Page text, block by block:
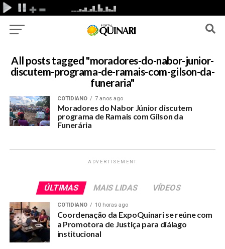
All posts tagged "moradores-do-nabor-junior-
discutem-programa-de-ramais-com-gilson-da-
funeraria"
COTIDIANO 7 anos ago
Moradores do Nabor Júnior discutem
programa de Ramais com Gilson da
Funerária
ADVERTISEMENT
ÚLTIMAS MAIS LIDAS VÍDEOS
COTIDIANO 10 horas ago
Coordenação da ExpoQuinari se reúne com
a Promotora de Justiça para diálago
institucional